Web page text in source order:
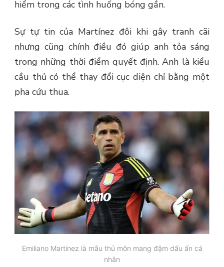
hiểm trong các tình huống bóng gần.
Sự tự tin của Martínez đôi khi gây tranh cãi
nhưng cũng chính điều đó giúp anh tỏa sáng
trong những thời điểm quyết định. Anh là kiểu
cầu thủ có thể thay đổi cục diện chỉ bằng một
pha cứu thua.
Emiliano Martinez là mẫu thủ môn mang đậm dấu ấn cá
nhân